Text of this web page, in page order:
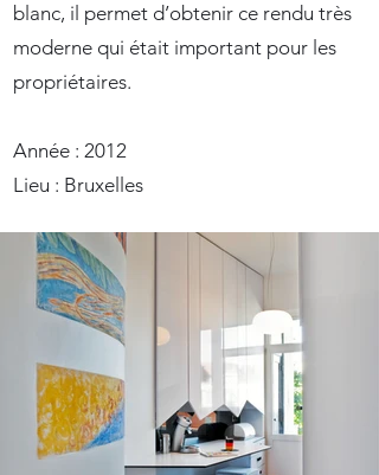
blanc, il permet d’obtenir ce rendu très
moderne qui était important pour les
propriétaires.
Année : 2012
Lieu : Bruxelles